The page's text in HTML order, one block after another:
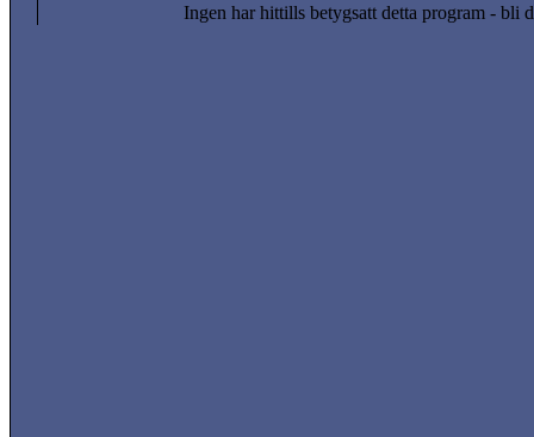
Ingen har hittills betygsatt detta program - bli